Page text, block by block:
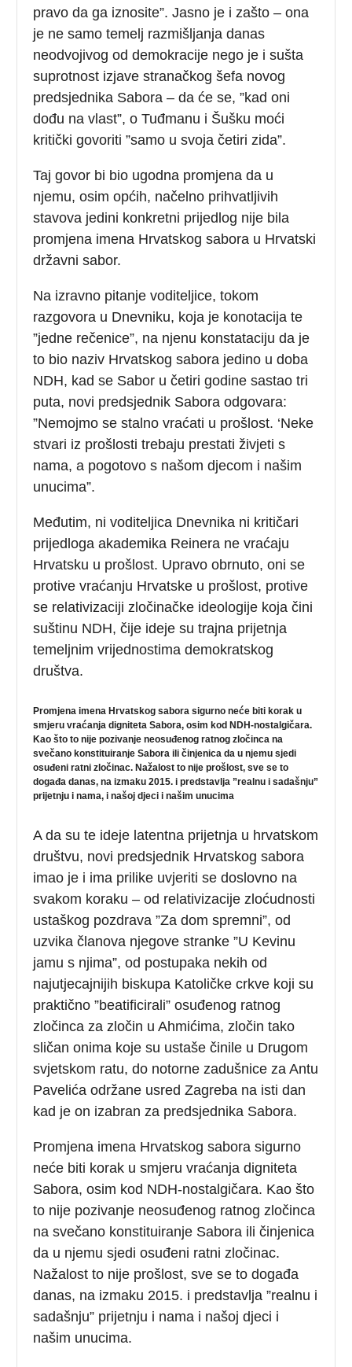
pravo da ga iznosite”. Jasno je i zašto – ona
je ne samo temelj razmišljanja danas
neodvojivog od demokracije nego je i sušta
suprotnost izjave stranačkog šefa novog
predsjednika Sabora – da će se, ”kad oni
dođu na vlast”, o Tuđmanu i Šušku moći
kritički govoriti ”samo u svoja četiri zida”.
Taj govor bi bio ugodna promjena da u
njemu, osim općih, načelno prihvatljivih
stavova jedini konkretni prijedlog nije bila
promjena imena Hrvatskog sabora u Hrvatski
državni sabor.
Na izravno pitanje voditeljice, tokom
razgovora u Dnevniku, koja je konotacija te
”jedne rečenice”, na njenu konstataciju da je
to bio naziv Hrvatskog sabora jedino u doba
NDH, kad se Sabor u četiri godine sastao tri
puta, novi predsjednik Sabora odgovara:
”Nemojmo se stalno vraćati u prošlost. ‘Neke
stvari iz prošlosti trebaju prestati živjeti s
nama, a pogotovo s našom djecom i našim
unucima”.
Međutim, ni voditeljica Dnevnika ni kritičari
prijedloga akademika Reinera ne vraćaju
Hrvatsku u prošlost. Upravo obrnuto, oni se
protive vraćanju Hrvatske u prošlost, protive
se relativizaciji zločinačke ideologije koja čini
suštinu NDH, čije ideje su trajna prijetnja
temeljnim vrijednostima demokratskog
društva.
Promjena imena Hrvatskog sabora sigurno neće biti korak u
smjeru vraćanja digniteta Sabora, osim kod NDH-nostalgičara.
Kao što to nije pozivanje neosuđenog ratnog zločinca na
svečano konstituiranje Sabora ili činjenica da u njemu sjedi
osuđeni ratni zločinac. Nažalost to nije prošlost, sve se to
događa danas, na izmaku 2015. i predstavlja ”realnu i sadašnju”
prijetnju i nama, i našoj djeci i našim unucima
A da su te ideje latentna prijetnja u hrvatskom
društvu, novi predsjednik Hrvatskog sabora
imao je i ima prilike uvjeriti se doslovno na
svakom koraku – od relativizacije zloćudnosti
ustaškog pozdrava ”Za dom spremni”, od
uzvika članova njegove stranke ”U Kevinu
jamu s njima”, od postupaka nekih od
najutjecajnijih biskupa Katoličke crkve koji su
praktično ”beatificirali” osuđenog ratnog
zločinca za zločin u Ahmićima, zločin tako
sličan onima koje su ustaše činile u Drugom
svjetskom ratu, do notorne zadušnice za Antu
Pavelića održane usred Zagreba na isti dan
kad je on izabran za predsjednika Sabora.
Promjena imena Hrvatskog sabora sigurno
neće biti korak u smjeru vraćanja digniteta
Sabora, osim kod NDH-nostalgičara. Kao što
to nije pozivanje neosuđenog ratnog zločinca
na svečano konstituiranje Sabora ili činjenica
da u njemu sjedi osuđeni ratni zločinac.
Nažalost to nije prošlost, sve se to događa
danas, na izmaku 2015. i predstavlja ”realnu i
sadašnju” prijetnju i nama i našoj djeci i
našim unucima.